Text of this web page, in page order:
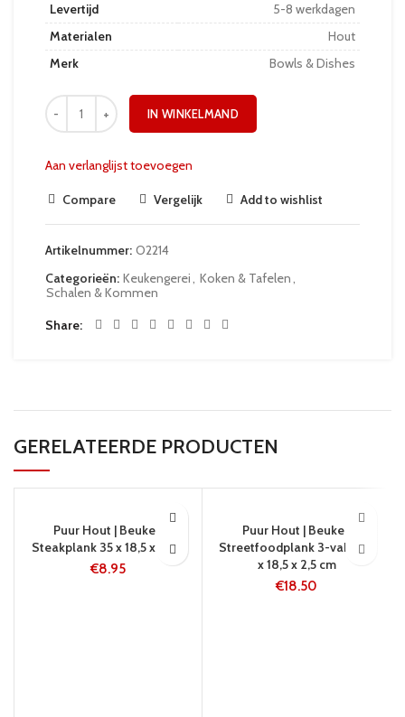
Levertijd
5-8 werkdagen
Materialen
Hout
Merk
Bowls & Dishes
IN WINKELMAND
Aan verlanglijst toevoegen
Compare Vergelijk Add to wishlist
Artikelnummer: O2214
Categorieën: Keukengerei, Koken & Tafelen,
Schalen & Kommen
Share
GERELATEERDE PRODUCTEN
Puur Hout | Beuken
Steakplank 35 x 18,5 x 2 cm
€8.95
Puur Hout | Beuken
Streetfoodplank 3-vaks 49
x 18,5 x 2,5 cm
€18.50